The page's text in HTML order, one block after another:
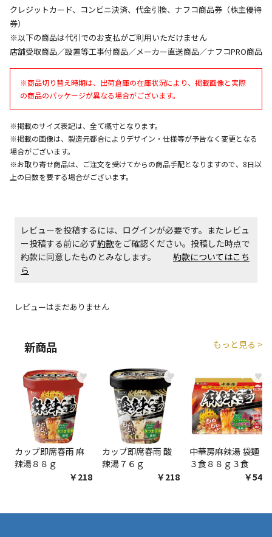
お見積商品です。金額・施工日はお打ち合わせの上、
エアコンの取付工事が必要な商品です。別途費用が発
生する場合がございます。
商品購入個数ごとに送料がかかる商品です
クレジットカード、コンビニ決済、代金引換、ナフコ商品券（株主優待
券）
※以下の商品は代引でのお支払がご利用いただけません
店舗受取商品／設置等工事付商品／メーカー直送商品／ナフコPRO商品
※商品切り替え時期は、出荷倉庫の在庫状況により、掲載画像と実際
の商品のパッケージが異なる場合がございます。
※掲載のサイズ表記は、全て概寸となります。
※掲載の画像は、製造元都合によりデザイン・仕様等が予告なく変更となる
場合がございます。
※お取り寄せ商品は、ご注文を受けてからの商品手配となりますので、8日以
上の日数を要する場合がございます。
レビューを投稿するには、ログインが必要です。またレビュ
ー投稿する前に必ず約款をご確認ください。投稿した時点で
約款に同意したものとみなします。 約款についてはこち
ら
レビューはまだありません
新商品 もっと見る >
♥
カップ即席春雨 麻
辣湯８８ｇ
￥218
♥
カップ即席春雨 酸
辣湯７６ｇ
￥218
♥
中華房麻辣湯 袋麺
３食８８ｇ３食
￥548